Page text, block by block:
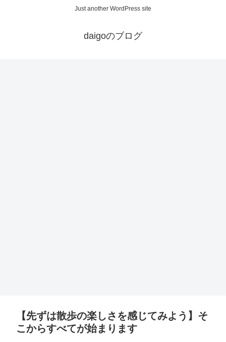
Just another WordPress site
daigoのブログ
【先ずは散歩の楽しさを感じてみよう】そ
こからすべてが始まります